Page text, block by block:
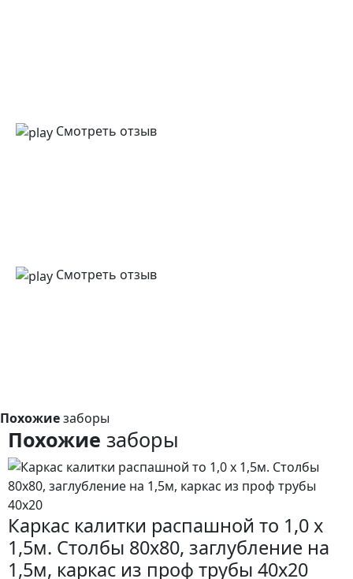
Смотреть отзыв
Смотреть отзыв
Похожиезаборы
Похожие заборы
Каркас калитки распашной то 1,0 x
1,5м. Столбы 80х80, заглубление на
1,5м, каркас из проф трубы 40х20